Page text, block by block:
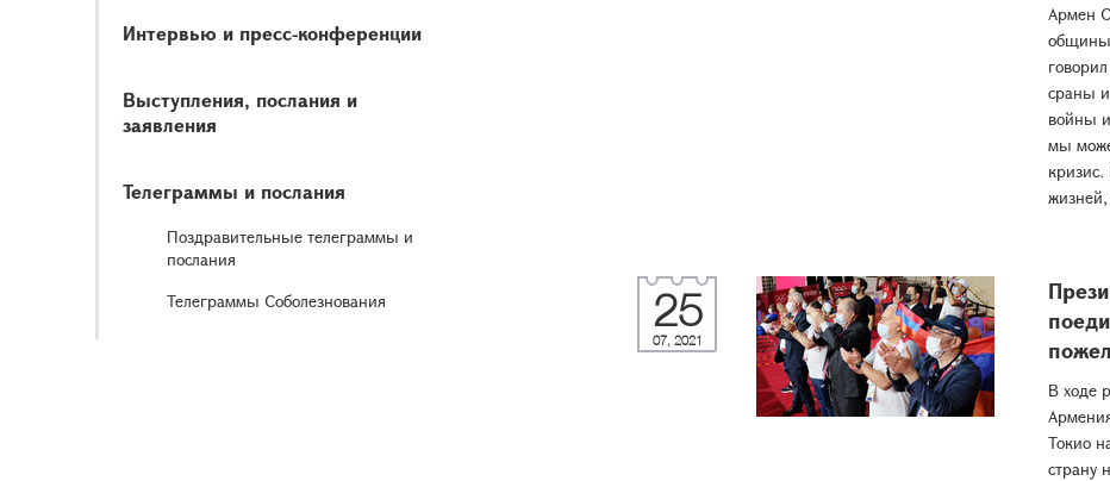
Интервью и пресс-конференции
Выступления, послания и
заявления
Телеграммы и послания
Поздравительные телеграммы и
послания
Телеграммы Соболезнования
Армен
общины
сраны
войны
мы
25
07, 2021
В ходе
Токио
страну